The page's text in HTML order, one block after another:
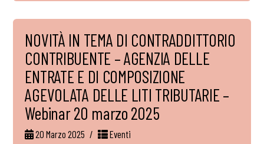
NOVITÀ IN TEMA DI CONTRADDITTORIO
CONTRIBUENTE – AGENZIA DELLE
ENTRATE E DI COMPOSIZIONE
AGEVOLATA DELLE LITI TRIBUTARIE –
Webinar 20 marzo 2025
20 Marzo 2025
Eventi